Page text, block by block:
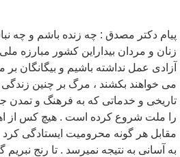
پیام دکتر مصدق : چه زنده باشم و چه
زنان و مردان بیداراین کشور مبارزه
آزادی عمل نداشته باشیم و بیگانگان
می خواهند بکشند ، مرگ بر چنین
تاریخی و خدماتی که به فرهنگ و تمدن
را ملت شروع کرده است . هیچ کس از
مقابل هر گونه محرومیت ایستادگی کرد
به آسانی به نتیجه نمیرسد . تا رنج